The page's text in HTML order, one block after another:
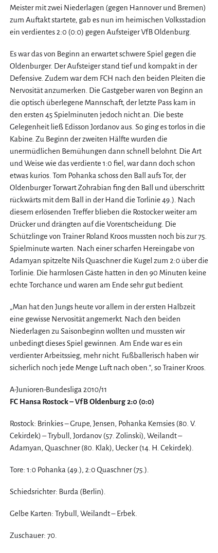
Meister mit zwei Niederlagen (gegen Hannover und Bremen)
zum Auftakt startete, gab es nun im heimischen Volksstadion
ein verdientes 2:0 (0:0) gegen Aufsteiger VfB Oldenburg.
Es war das von Beginn an erwartet schwere Spiel gegen die
Oldenburger. Der Aufsteiger stand tief und kompakt in der
Defensive. Zudem war dem FCH nach den beiden Pleiten die
Nervosität anzumerken. Die Gastgeber waren von Beginn an
die optisch überlegene Mannschaft, der letzte Pass kam in
den ersten 45 Spielminuten jedoch nicht an. Die beste
Gelegenheit ließ Edisson Jordanov aus. So ging es torlos in die
Kabine. Zu Beginn der zweiten Hälfte wurden die
unermüdlichen Bemühungen dann schnell belohnt. Die Art
und Weise wie das verdiente 1:0 fiel, war dann doch schon
etwas kurios. Tom Pohanka schoss den Ball aufs Tor, der
Oldenburger Torwart Zohrabian fing den Ball und überschritt
rückwärts mit dem Ball in der Hand die Torlinie 49.). Nach
diesem erlösenden Treffer blieben die Rostocker weiter am
Drücker und drängten auf die Vorentscheidung. Die
Schützlinge von Trainer Roland Kroos mussten noch bis zur 75.
Spielminute warten. Nach einer scharfen Hereingabe von
Adamyan spitzelte Nils Quaschner die Kugel zum 2:0 über die
Torlinie. Die harmlosen Gäste hatten in den 90 Minuten keine
echte Torchance und waren am Ende sehr gut bedient.
„Man hat den Jungs heute vor allem in der ersten Halbzeit
eine gewisse Nervosität angemerkt. Nach den beiden
Niederlagen zu Saisonbeginn wollten und mussten wir
unbedingt dieses Spiel gewinnen. Am Ende war es ein
verdienter Arbeitssieg, mehr nicht. Fußballerisch haben wir
sicherlich noch jede Menge Luft nach oben.“, so Trainer Kroos.
A-Junioren-Bundesliga 2010/11
FC Hansa Rostock – VfB Oldenburg 2:0 (0:0)
Rostock: Brinkies – Grupe, Jensen, Pohanka Kemsies (80. V.
Cekirdek) – Trybull, Jordanov (57. Zolinski), Weilandt –
Adamyan, Quaschner (80. Klak), Uecker (14. H. Cekirdek).
Tore: 1:0 Pohanka (49.), 2:0 Quaschner (75.).
Schiedsrichter: Burda (Berlin).
Gelbe Karten: Trybull, Weilandt – Erbek.
Zuschauer: 70.